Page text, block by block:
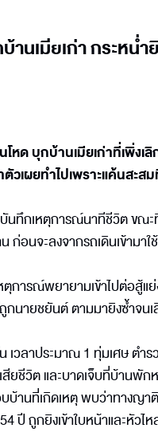
านเมียเก่า กระหน่
หด บุกบ้านเมียเก่าที่เพิ่ง
ตัวเผยทำไปเพราะแค้นสะ
นทึกเหตุการณ์นาทีชีวิต ขณ
ก่อนจะลงจากรถเดินเข้า
ตุการณ์พยายามเข้าไปต่อสู้
นายชยันต์ ตามมายิงซ้ำจนเ
เวลาประมาณ 1 ทุ่มเศษ ต
สียชีวิต และบาดเจ็บที่บ้านพั
บ้านที่เกิดเหตุ พบว่าทางญ
ปี ถูกยิงเข้าใบหน้าและหัว